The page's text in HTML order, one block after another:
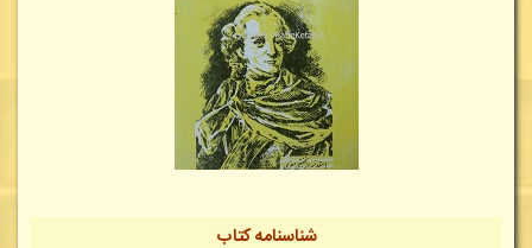
شناسنامه کتاب